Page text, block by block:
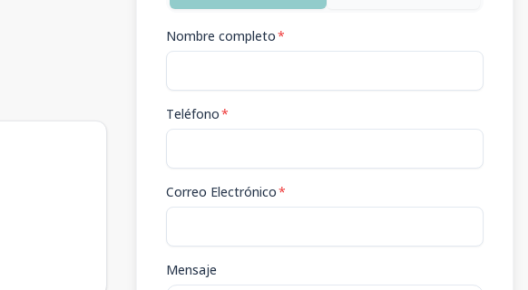
Nombre completo*
Teléfono*
Correo Electrónico*
Mensaje